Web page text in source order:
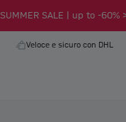
SUMMER SALE | up to -60%
Veloce e sicuro con DHL